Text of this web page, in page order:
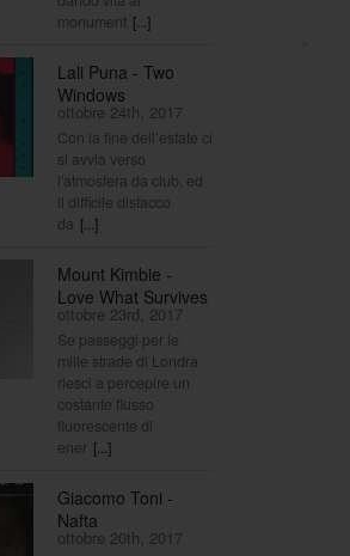
monument [...]
Lali Puna - Two
Windows
ottobre 24th, 2017
Con la fine dell’estate ci
si avvia verso
l'atmosfera da club, ed
il difficile distacco
da [...]
Mount Kimbie -
Love What Survives
ottobre 23rd, 2017
Se passeggi per le
mille strade di Londra
riesci a percepire un
costante flusso
fluorescente di
ener [...]
Giacomo Toni -
Nafta
ottobre 20th, 2017